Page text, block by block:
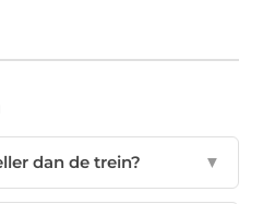
dan de trein? ▼